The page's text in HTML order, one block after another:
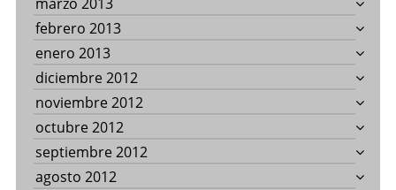
febrero 2013
enero 2013
diciembre 2012
noviembre 2012
octubre 2012
septiembre 2012
agosto 2012